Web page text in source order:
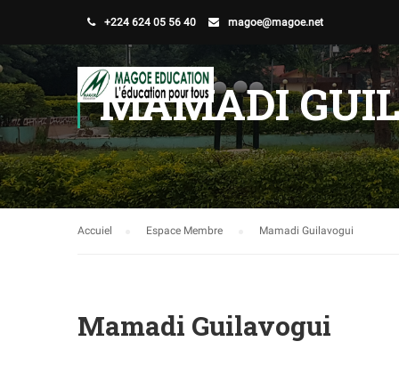
+224 624 05 56 40 magoe@magoe.net
MAMADI
Accuiel Espace Membre Mamadi Guilavogui
Mamadi Guilavogui